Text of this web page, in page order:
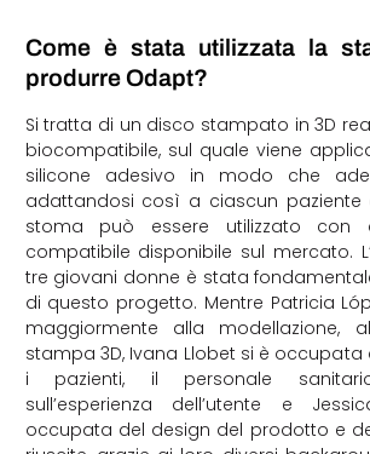
Come è stata utilizzata la
produrre Odapt?
Si tratta di un disco stampato in 3D
biocompatibile, sul quale viene
silicone adesivo in modo che
adattandosi così a ciascun paziente
stoma può essere utilizzato con
compatibile disponibile sul mercato.
tre giovani donne è stata
di questo progetto. Mentre Patricia
maggiormente alla modellazione,
stampa 3D, Ivana Llobet si è
i pazienti, il personale
sull’esperienza dell’utente e
occupata del design del prodotto e